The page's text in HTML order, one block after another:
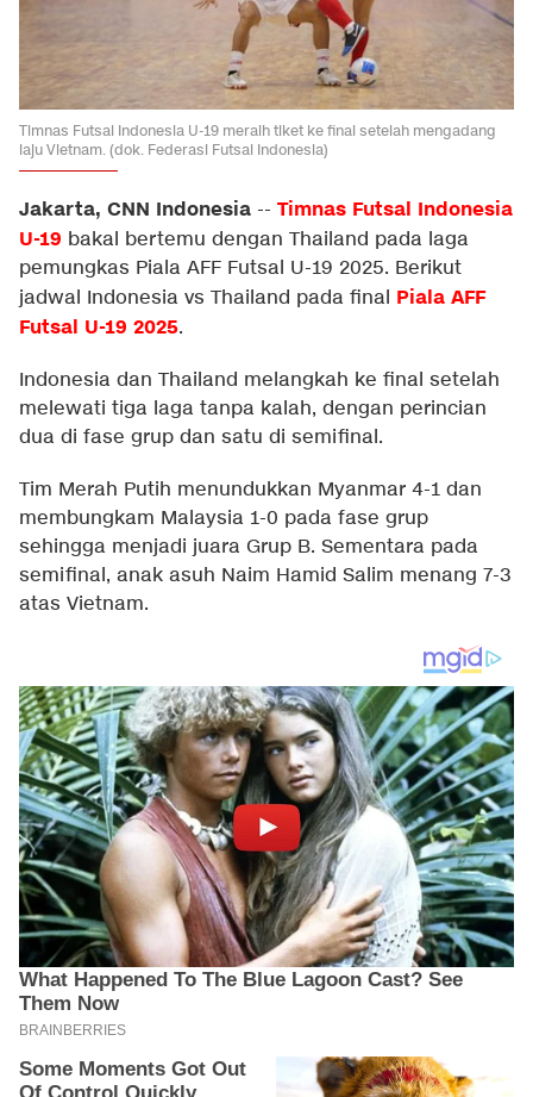
Timnas Futsal Indonesia U-19 meraih tiket ke final setelah mengadang
laju Vietnam. (dok. Federasi Futsal Indonesia)
Jakarta, CNN Indonesia -- Timnas Futsal Indonesia
U-19 bakal bertemu dengan Thailand pada laga
pemungkas Piala AFF Futsal U-19 2025. Berikut
jadwal Indonesia vs Thailand pada final Piala AFF
Futsal U-19 2025.
Indonesia dan Thailand melangkah ke final setelah
melewati tiga laga tanpa kalah, dengan perincian
dua di fase grup dan satu di semifinal.
Tim Merah Putih menundukkan Myanmar 4-1 dan
membungkam Malaysia 1-0 pada fase grup
sehingga menjadi juara Grup B. Sementara pada
semifinal, anak asuh Naim Hamid Salim menang 7-3
atas Vietnam.